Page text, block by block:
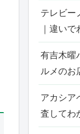
テレビー
｜違い
有吉木曜
ルメのお
アカシア
査してわ